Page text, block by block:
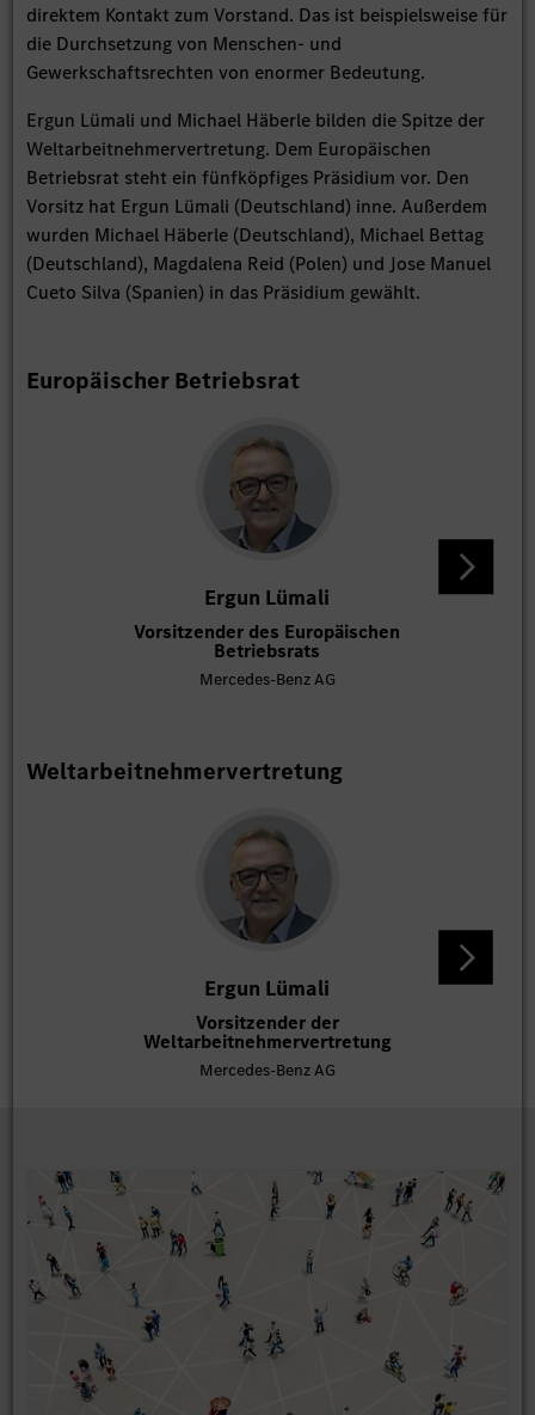
direktem Kontakt zum Vorstand. Das ist beispielsweise für
die Durchsetzung von Menschen- und
Gewerkschaftsrechten von enormer Bedeutung.
Ergun Lümali und Michael Häberle bilden die Spitze der
Weltarbeitnehmervertretung. Dem Europäischen
Betriebsrat steht ein fünfköpfiges Präsidium vor. Den
Vorsitz hat Ergun Lümali (Deutschland) inne. Außerdem
wurden Michael Häberle (Deutschland), Michael Bettag
(Deutschland), Magdalena Reid (Polen) und Jose Manuel
Cueto Silva (Spanien) in das Präsidium gewählt.
Europäischer Betriebsrat
Ergun Lümali
Vorsitzender des Europäischen
Betriebsrats
Mercedes-Benz AG
Weltarbeitnehmervertretung
Ergun Lümali
Vorsitzender der
Weltarbeitnehmervertretung
Mercedes-Benz AG